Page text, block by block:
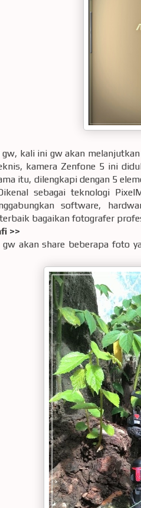
gw, kali ini gw akan
kamera Zenfone 5 ini
itu, dilengkapi dengan 5
sebagai teknologi
software,
bagaikan fotografer
>>
akan share beberapa foto